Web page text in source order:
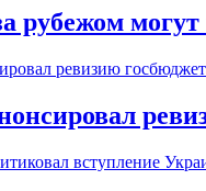
рубежом